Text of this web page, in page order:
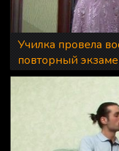
Училка провела
повторный